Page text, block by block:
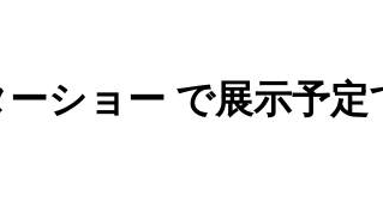
ーショー で展示予定